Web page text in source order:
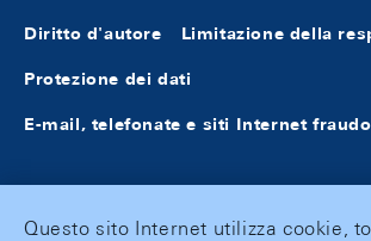
Diritto d'autore Limitazione della
Protezione dei dati
E-mail, telefonate e siti Internet
Questo sito Internet utilizza cookie,